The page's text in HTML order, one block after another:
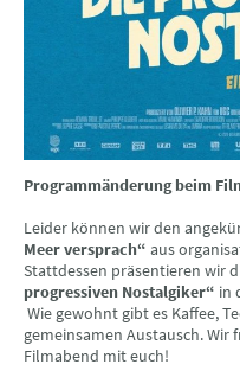
Programmänderung beim
Leider können wir den
Meer versprach“ aus
Stattdessen präsentieren wir
progressiven Nostalgiker“ in
Wie gewohnt gibt es Kaffee,
gemeinsamen Austausch. Wir
Filmabend mit euch!